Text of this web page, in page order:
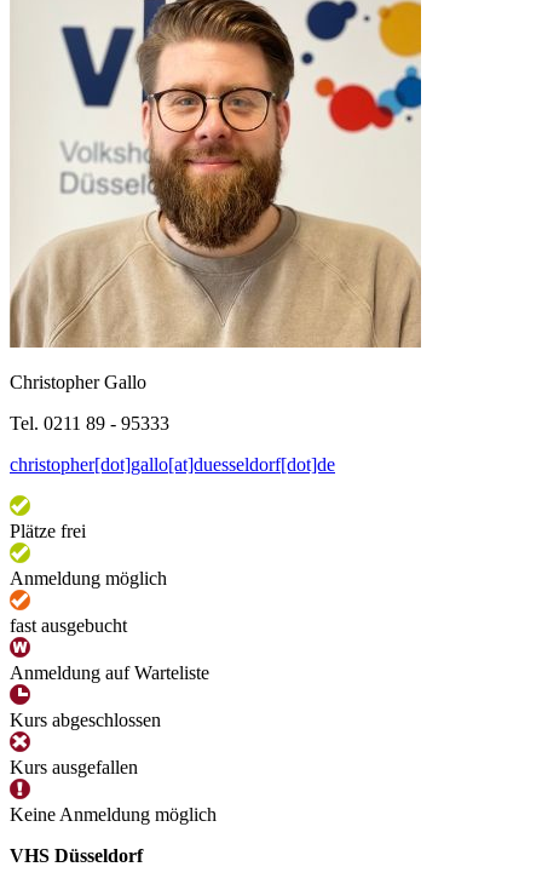
Christopher Gallo
Tel. 0211 89 - 95333
christopher[dot]gallo[at]duesseldorf[dot]de
Plätze frei
Anmeldung möglich
fast ausgebucht
Anmeldung auf Warteliste
Kurs abgeschlossen
Kurs ausgefallen
Keine Anmeldung möglich
VHS Düsseldorf